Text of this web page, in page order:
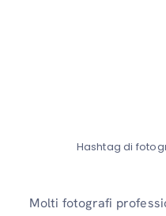
Hashtag di
Molti fotografi